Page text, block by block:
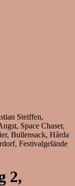
Steiffen,
Space Chaser,
Bullensack, Hårda
Festivalgelände
2,